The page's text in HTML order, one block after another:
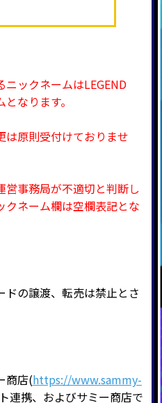
ックネームはLEGEND
なります。
は原則受付けておりませ
事務局が不適切と判断し
クネーム欄は空欄表記とな
の譲渡、転売は禁止とさ
商店(https://www.sammy-
連携、およびサミー商店で